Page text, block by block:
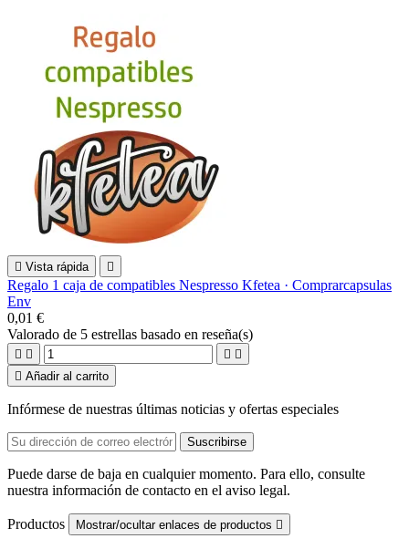
 Vista rápida 
Regalo 1 caja de compatibles Nespresso Kfetea · Comprarcapsulas
Env
0,01 €
Valorado de 5 estrellas basado en reseña(s)
   
 Añadir al carrito
Infórmese de nuestras últimas noticias y ofertas especiales
Puede darse de baja en cualquier momento. Para ello, consulte
nuestra información de contacto en el aviso legal.
Productos Mostrar/ocultar enlaces de productos 